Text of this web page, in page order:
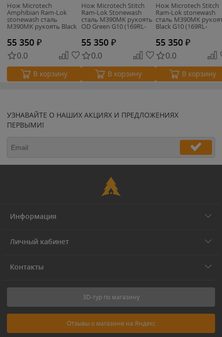
Нож Microtech
Amphibian Ram-Lok
stonewash сталь
M390MK рукоять Black
G10 (137RL-10FLGT)
55 350 ₽
0.0
В корзину
Нож Microtech Stitch
Ram-Lok Stonewash
сталь M390MK рукоять
OD Green G10 (169RL-
55 350 ₽
0.0
В корзину
Нож Microtech Stitch
Ram-Lok stonewash
сталь M390MK
Black G10 (169RL-
55 350 ₽
0.0
В корзину
УЗНАВАЙТЕ О НАШИХ АКЦИЯХ И ПРЕДЛОЖЕНИЯХ
ПЕРВЫМИ!
Информация
Личный кабинет
Контакты
3D-тур по магазину
Отзывы о магазине на Яндекс